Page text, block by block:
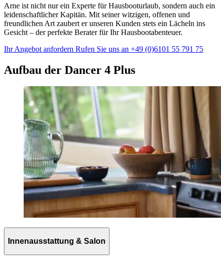
Arne ist nicht nur ein Experte für Hausbooturlaub, sondern auch ein
leidenschaftlicher Kapitän. Mit seiner witzigen, offenen und
freundlichen Art zaubert er unseren Kunden stets ein Lächeln ins
Gesicht – der perfekte Berater für Ihr Hausbootabenteuer.
Ihr Angebot anfordern Rufen Sie uns an +49 (0)6101 55 791 75
Aufbau der Dancer 4 Plus
Innenausstattung & Salon